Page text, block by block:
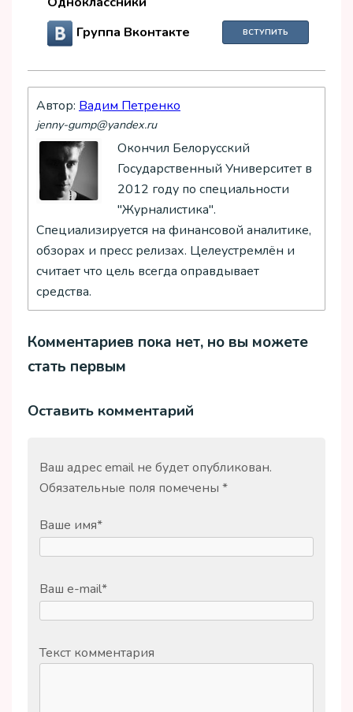
Группа Вконтакте ВСТУПИТЬ
Автор: Вадим Петренко
jenny-gump@yandex.ru
Окончил Белорусский
Государственный Университет в
2012 году по специальности
"Журналистика".
Специализируется на финансовой аналитике,
обзорах и пресс релизах. Целеустремлён и
считает что цель всегда оправдывает
средства.
Комментариев пока нет, но вы можете
стать первым
Оставить комментарий
Ваш адрес email не будет опубликован.
Обязательные поля помечены *
Ваше имя*
Ваш e-mail*
Текст комментария